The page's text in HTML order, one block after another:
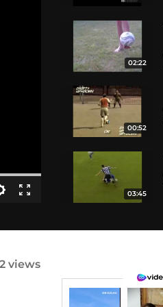
02:22
00:52
03:45
views